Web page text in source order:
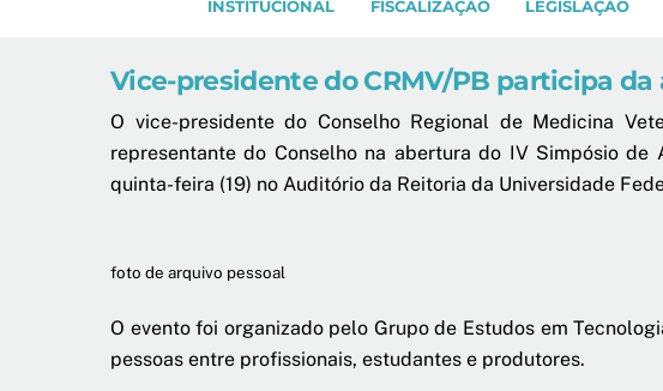
INSTITUCIONAL FISCALIZAÇÃO LEGISLAÇÃO
Vice-presidente do CRMV/PB participa
O vice-presidente do Conselho Regional de Medicina
representante do Conselho na abertura do IV Simpósio
quinta-feira (19) no Auditório da Reitoria da Universidade
foto de arquivo pessoal
O evento foi organizado pelo Grupo de Estudos em
pessoas entre profissionais, estudantes e produtores.